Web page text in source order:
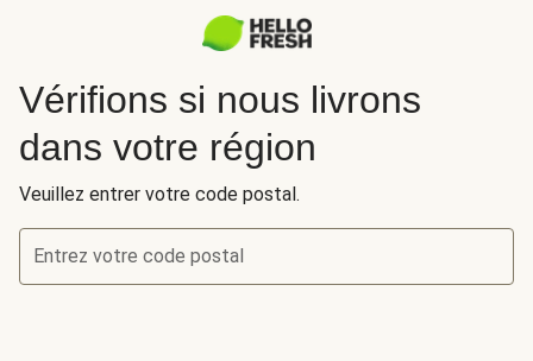
Vérifions si nous livrons
dans votre région
Veuillez entrer votre code postal.
Entrez votre code postal